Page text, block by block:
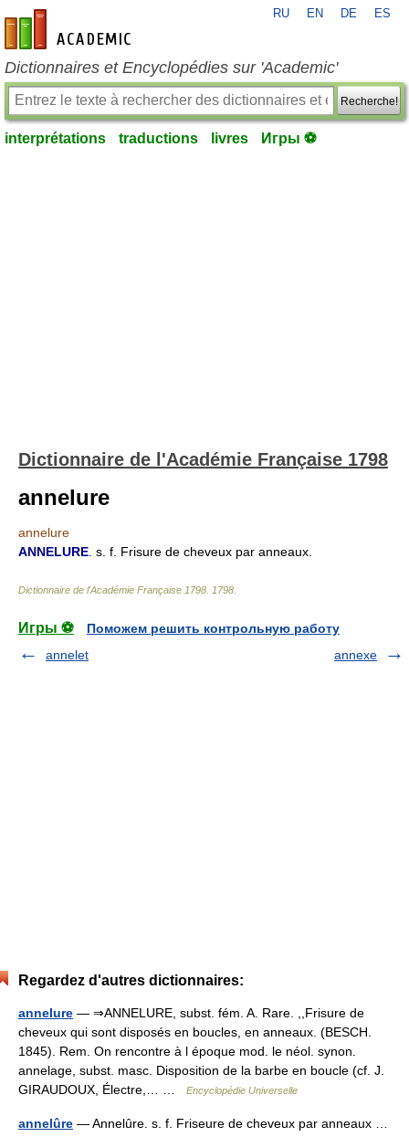
fr-academic.com
RU EN DE ES
Dictionnaires et Encyclopédies sur 'Academic'
Recherche!
interprétations traductions livres Игры ⚽
Dictionnaire de l'Académie Française 1798
annelure
annelure
ANNELURE . s. f. Frisure de cheveux par anneaux.
Dictionnaire de l'Académie Française 1798 1798
Игры ⚽
Поможем решить контрольную работу
annelet
annexe
Regardez d'autres dictionnaires:
annelure — ⇒ANNELURE, subst. fém. A. Rare. ,,Frisure de
cheveux qui sont disposés en boucles, en anneaux. (BESCH.
1845). Rem. On rencontre à l époque mod. le néol. synon.
annelage, subst. masc. Disposition de la barbe en boucle (cf. J.
GIRAUDOUX, Électre,… …
Encyclopédie Universelle
annelûre — Annelûre. s. f. Friseure de cheveux par anneaux …